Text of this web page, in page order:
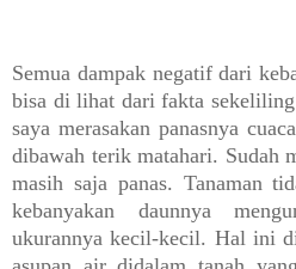
Semua dampak negatif dari
bisa di lihat dari fakta
saya merasakan panasnya
dibawah terik matahari. Sudah
masih saja panas. Tanaman
kebanyakan daunnya
ukurannya kecil-kecil. Hal ini